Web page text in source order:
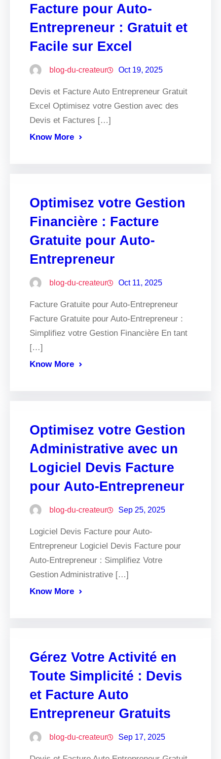
Facture pour Auto-
Entrepreneur : Gratuit et
Facile sur Excel
blog-du-createur Oct 19, 2025
Devis et Facture Auto Entrepreneur Gratuit
Excel Optimisez votre Gestion avec des
Devis et Factures […]
Know More
Optimisez votre Gestion
Financière : Facture
Gratuite pour Auto-
Entrepreneur
blog-du-createur Oct 11, 2025
Facture Gratuite pour Auto-Entrepreneur
Facture Gratuite pour Auto-Entrepreneur :
Simplifiez votre Gestion Financière En tant
[…]
Know More
Optimisez votre Gestion
Administrative avec un
Logiciel Devis Facture
pour Auto-Entrepreneur
blog-du-createur Sep 25, 2025
Logiciel Devis Facture pour Auto-
Entrepreneur Logiciel Devis Facture pour
Auto-Entrepreneur : Simplifiez Votre
Gestion Administrative […]
Know More
Gérez Votre Activité en
Toute Simplicité : Devis
et Facture Auto
Entrepreneur Gratuits
blog-du-createur Sep 17, 2025